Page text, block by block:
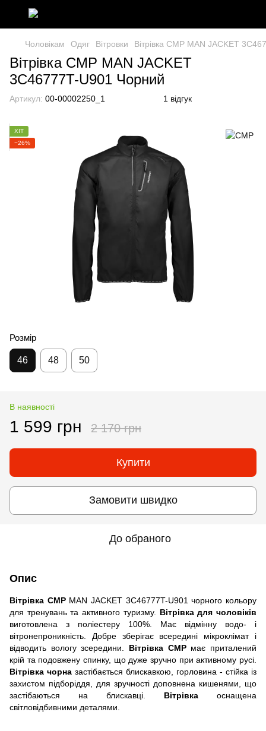
Чоловікам Одяг Вітровки Вітрівка CMP MAN JACKET
Вітрівка CMP MAN JACKET
3C46777T-U901 Чорний
Артикул: 00-00002250_1 1 відгук
ХІТ
−26%
Розмір
46 48 50
В наявності
1 599 грн 2 170 грн
Купити
Замовити швидко
До обраного
Опис
Вітрівка CMPMAN JACKET 3C46777T-U901 чорного кольору
для тренувань та активного туризму. Вітрівка для чоловіків
виготовлена з поліестеру 100%. Має відмінну водо- і
вітронепроникність. Добре зберігає всередині мікроклімат і
відводить вологу зсередини.
Вітрівка CMP має приталений
крій та подовжену спинку, що дуже зручно при активному русі.
Вітрівка чорна застібається блискавкою, горловина - стійка із
захистом підборіддя, для зручності доповнена кишенями, що
застібаються на блискавці. Вітрівка оснащена
світловідбивними деталями.